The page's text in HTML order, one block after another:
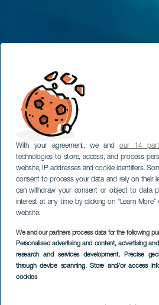
With your agreement, we andour 14
technologies to store, access, and process
website, IP addresses and cookie identifiers.
consent to process your data and rely on their
can withdraw your consent or object to data
interest at any time by clicking on “Learn
website.
We and our partners process data for the following
Personalised advertising and content, advertising
research and services development, Precise
through device scanning, Store and/or access
cookies